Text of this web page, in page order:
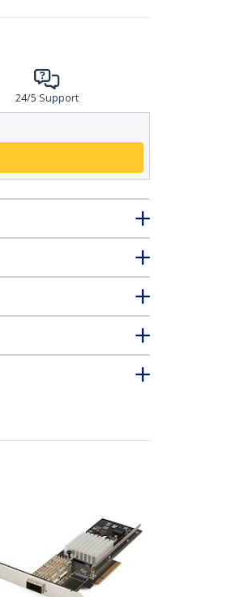
24/5 Support